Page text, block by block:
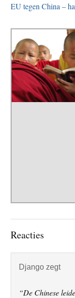
EU tegen China –
Lees
Reacties
Django zegt
“De Chinese